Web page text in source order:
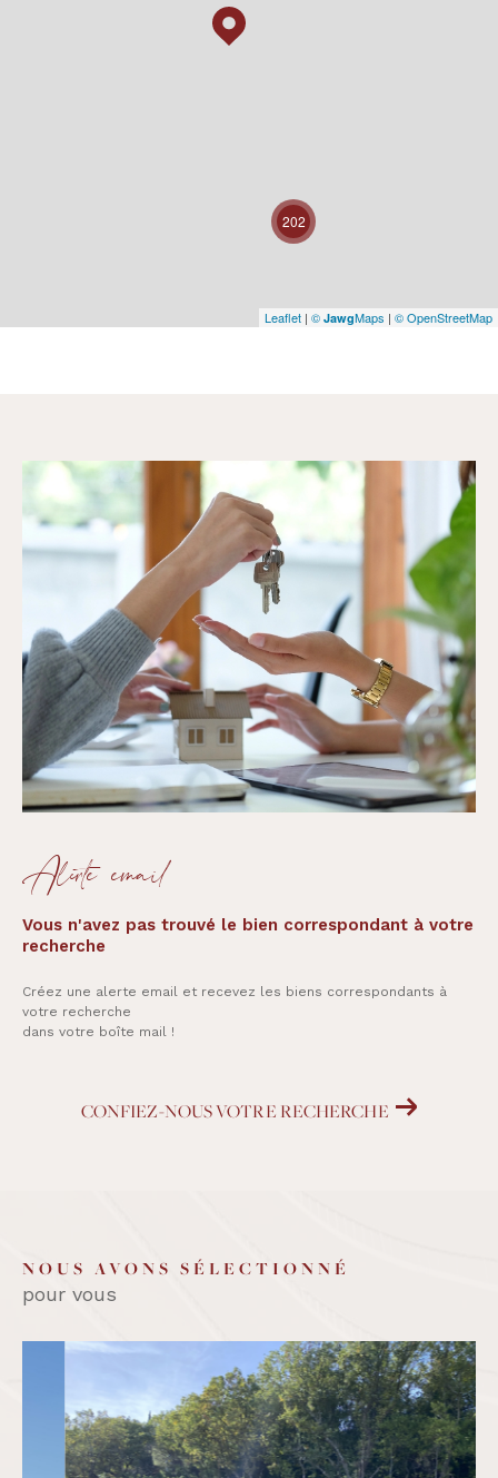
202
Leaflet | © JawgMaps | © OpenStreetMap
Alerte email
Vous n'avez pas trouvé le bien correspondant à votre
recherche
Créez une alerte email et recevez les biens correspondants à
votre recherche
dans votre boîte mail !
CONFIEZ-NOUS VOTRE RECHERCHE
NOUS AVONS SÉLECTIONNÉ
pour vous